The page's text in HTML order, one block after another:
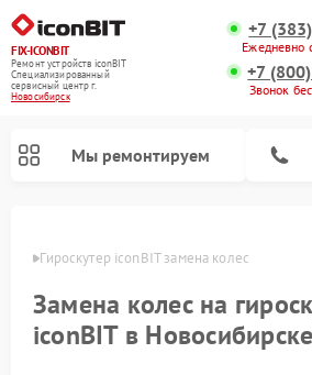
FIX-ICONBIT
Ремонт устройств iconBIT
Специализированный
cервисный центр г.
Новосибирск
+7
Ежедневно
+7
Звонок
Мы ремонтируем
Гироскутер iconBIT замена колес
Замена колес на
iconBIT в Новосибирске